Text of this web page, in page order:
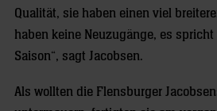
Qualität, sie haben einen viel
haben keine Neuzugänge, es
Saison“, sagt Jacobsen.
Als wollten die Flensburger